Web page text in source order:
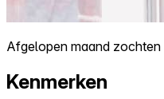
Afgelopen maand zochten
Kenmerken